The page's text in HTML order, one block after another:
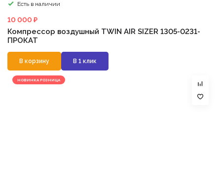
Есть в наличии
10 000 ₽
Компрессор воздушный TWIN AIR SIZER 1305-0231-
ПРОКАТ
В корзину В 1 клик
НОВИНКА РОЗНИЦА